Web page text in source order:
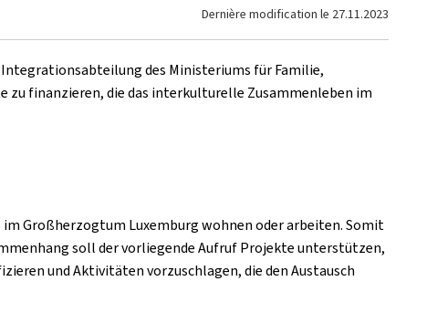
Dernière modification le 27.11.2023
des Ministeriums für Familie,
finanzieren, die das interkulturelle Zusammenleben im
Großherzogtum Luxemburg wohnen oder arbeiten. Somit
soll der vorliegende Aufruf Projekte unterstützen,
und Aktivitäten vorzuschlagen, die den Austausch